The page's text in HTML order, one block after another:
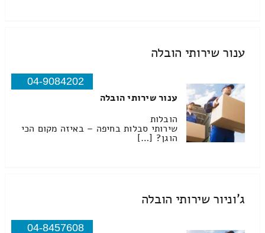
ענור שירותי הובלה
04-9084202
ענור שירותי הובלה
הובלות
שירותי סבלות בחיפה – באיזה מקום הכי
הוגן? […]
ג'וניור שירותי הובלה
04-8457608